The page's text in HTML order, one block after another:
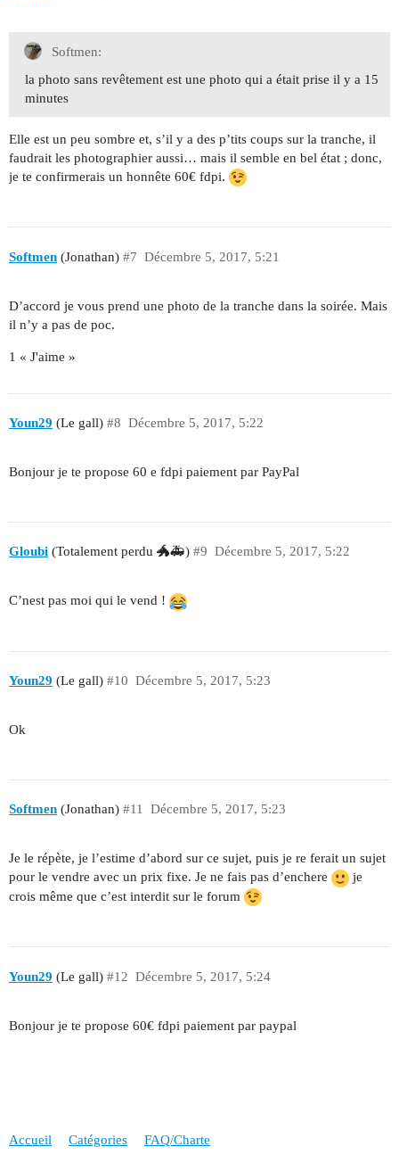
Softmen:
la photo sans revêtement est une photo qui a était prise il y a 15
minutes
Elle est un peu sombre et, s’il y a des p’tits coups sur la tranche, il
faudrait les photographier aussi… mais il semble en bel état ; donc,
je te confirmerais un honnête 60€ fdpi.
Softmen (Jonathan) Décembre 5, 2017, 5:21
#7
D’accord je vous prend une photo de la tranche dans la soirée. Mais
il n’y a pas de poc.
1 « J'aime »
Youn29 (Le gall) Décembre 5, 2017, 5:22
#8
Bonjour je te propose 60 e fdpi paiement par PayPal
Gloubi (Totalement perdu 🐲🚑) Décembre 5, 2017, 5:22
#9
C’nest pas moi qui le vend !
Youn29 (Le gall) Décembre 5, 2017, 5:23
#10
Ok
Softmen (Jonathan) Décembre 5, 2017, 5:23
#11
Je le répète, je l’estime d’abord sur ce sujet, puis je re ferait un sujet
pour le vendre avec un prix fixe. Je ne fais pas d’enchere
je
crois même que c’est interdit sur le forum
Youn29 (Le gall) Décembre 5, 2017, 5:24
#12
Bonjour je te propose 60€ fdpi paiement par paypal
Accueil Catégories FAQ/Charte